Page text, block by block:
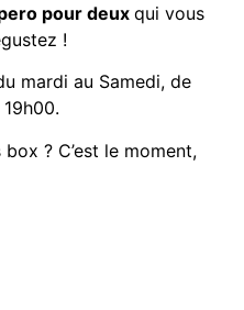
pour deuxqui vous
!
mardi au Samedi, de
? C’est le moment,